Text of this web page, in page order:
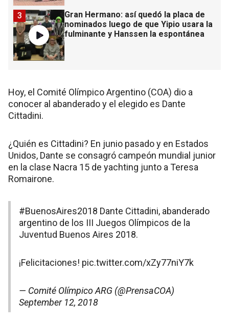
Gran Hermano: así quedó la placa de
nominados luego de que Yipio usara la
fulminante y Hanssen la espontánea
3
Hoy, el Comité Olímpico Argentino (COA) dio a
conocer al abanderado y el elegido es Dante
Cittadini.
¿Quién es Cittadini? En junio pasado y en Estados
Unidos, Dante se consagró campeón mundial junior
en la clase Nacra 15 de yachting junto a Teresa
Romairone.
#BuenosAires2018 Dante Cittadini, abanderado
argentino de los III Juegos Olímpicos de la
Juventud Buenos Aires 2018.
¡Felicitaciones! pic.twitter.com/xZy77niY7k
— Comité Olímpico ARG (@PrensaCOA)
September 12, 2018